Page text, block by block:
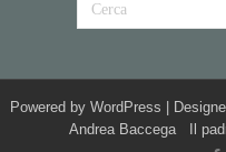
Powered by WordPress |
Andrea Baccega Il